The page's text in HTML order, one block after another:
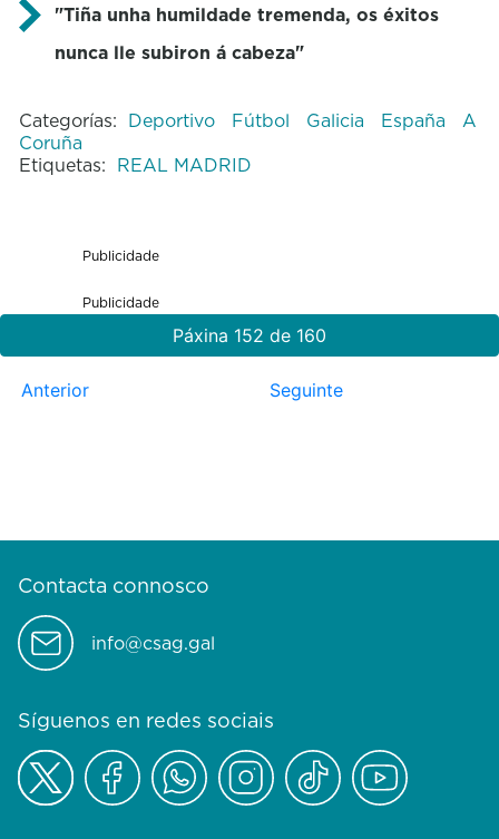
"Tiña unha humildade tremenda, os éxitos
nunca lle subiron á cabeza"
Categorías: Deportivo Fútbol Galicia España
A
Coruña
Etiquetas: REAL MADRID
Publicidade
Publicidade
Páxina 152 de 160
Anterior Seguinte
Contacta connosco
info@csag.gal
Síguenos en redes sociais